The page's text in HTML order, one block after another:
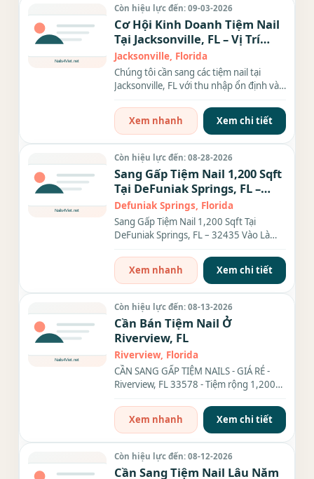
Còn hiệu lực đến: 09-03-2026
Cơ Hội Kinh Doanh Tiệm Nail
Tại Jacksonville, FL – Vị Trí
Đẹp, Thu Nhập Cao
Jacksonville, Florida
Chúng tôi cần sang các tiệm nail tại
Jacksonville, FL với thu nhập ổn định và
Xem nhanh
Xem chi tiết
Còn hiệu lực đến: 08-28-2026
Sang Gấp Tiệm Nail 1,200 Sqft
Tại DeFuniak Springs, FL –
32435 Vào Là Làm Ngay
Defuniak Springs, Florida
Sang Gấp Tiệm Nail 1,200 Sqft Tại
DeFuniak Springs, FL – 32435 Vào Là
Xem nhanh
Xem chi tiết
Còn hiệu lực đến: 08-13-2026
Cần Bán Tiệm Nail Ở
Riverview, FL
Riverview, Florida
CẦN SANG GẤP TIỆM NAILS - GIÁ RẺ -
Riverview, FL 33578 - Tiệm rộng 1,200
Xem nhanh
Xem chi tiết
Còn hiệu lực đến: 08-12-2026
Cần Sang Tiệm Nail Lâu Năm